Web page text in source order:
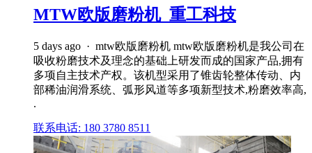
MTW欧版磨粉机_重工科技
5 days ago · mtw欧版磨粉机 mtw欧版磨粉机是我公司在
吸收粉磨技术及理念的基础上研发而成的国家产品,拥有
多项自主技术产权。该机型采用了锥齿轮整体传动、内
部稀油润滑系统、弧形风道等多项新型技术,粉磨效率高,
.
联系电话: 180 3780 8511